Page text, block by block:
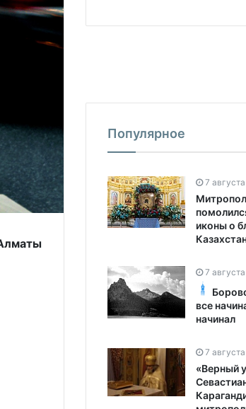
Популярное
7
иконы о
7
все
начинал
7
«Верный